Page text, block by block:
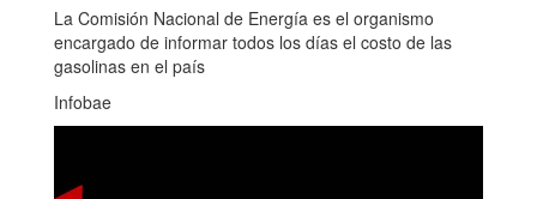
La Comisión Nacional de Energía es el organismo
encargado de informar todos los días el costo de las
gasolinas en el país
Infobae